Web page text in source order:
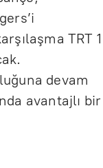
TRT 1
devam
avantajlı bir